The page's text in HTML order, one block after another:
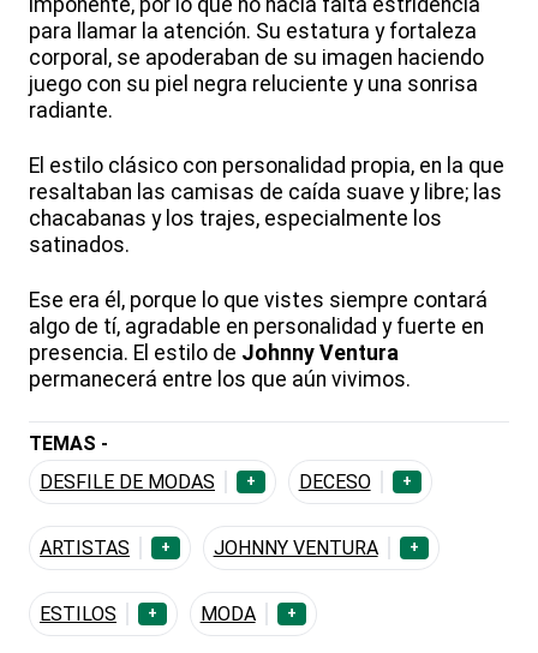
imponente, por lo que no hacía falta estridencia
para llamar la atención. Su estatura y fortaleza
corporal, se apoderaban de su imagen haciendo
juego con su piel negra reluciente y una sonrisa
radiante.
El estilo clásico con personalidad propia, en la que
resaltaban las camisas de caída suave y libre; las
chacabanas y los trajes, especialmente los
satinados.
Ese era él, porque lo que vistes siempre contará
algo de tí, agradable en personalidad y fuerte en
presencia. El estilo de Johnny Ventura
permanecerá entre los que aún vivimos.
TEMAS -
DESFILE DE MODAS
+ DECESO +
ARTISTAS + JOHNNY VENTURA +
ESTILOS + MODA +